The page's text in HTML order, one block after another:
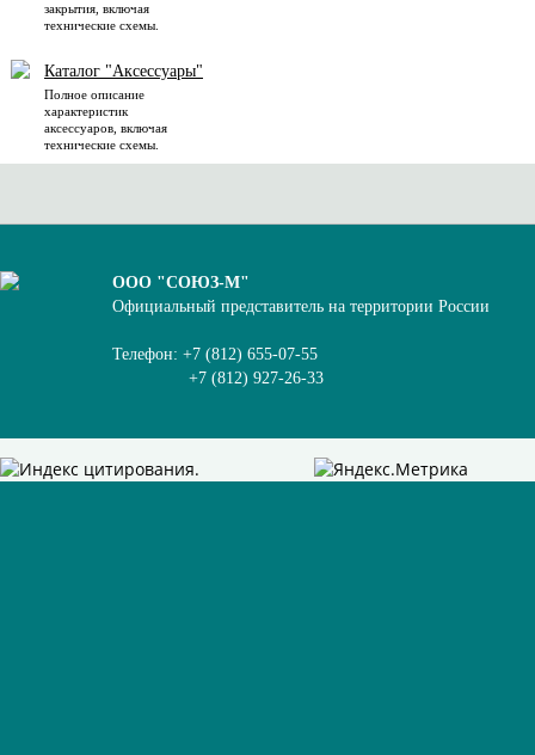
закрытия, включая
технические схемы.
Каталог "Аксессуары"
Полное описание
характеристик
аксессуаров, включая
технические схемы.
ООО "СОЮЗ-М"
Официальный представитель на территории России
Телефон: +7 (812) 655-07-55
+7 (812) 927-26-33
.